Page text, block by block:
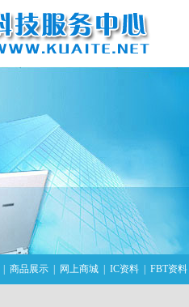
商品展示 网上商城 IC资料 FBT资料